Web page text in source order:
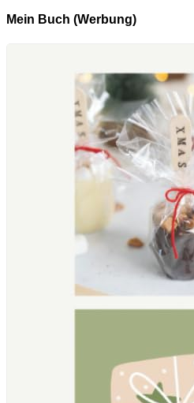
Mein Buch (Werbung)